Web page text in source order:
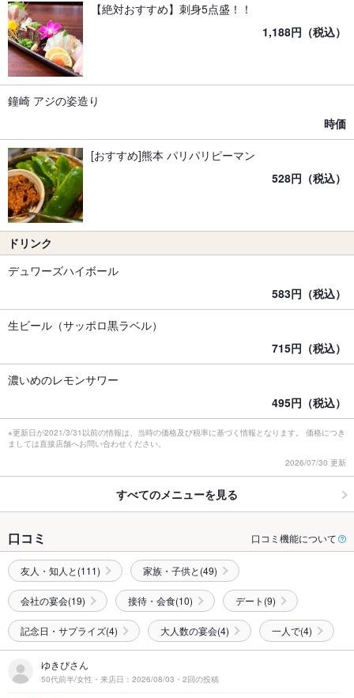
【絶対おすすめ】刺身5点盛！！
1,188円（税込）
鐘崎 アジの姿造り
時価
[おすすめ]熊本 パリパリピーマン
528円（税込）
ドリンク
デュワーズハイボール
583円（税込）
生ビール（サッポロ黒ラベル）
715円（税込）
濃いめのレモンサワー
495円（税込）
※更新日が2021/3/31以前の情報は、当時の価格及び税率に基づく情報となります。 価格につき
ましては直接店舗へお問い合わせください。
2026/07/30 更新
すべてのメニューを見る
口コミ 口コミ機能について
友人・知人と(111) 家族・子供と(49)
会社の宴会(19) 接待・会食(10) デート(9)
記念日・サプライズ(4) 大人数の宴会(4) 一人で(4)
ゆきぴさん
50代前半/女性・来店日：2026/08/03・2回の投稿